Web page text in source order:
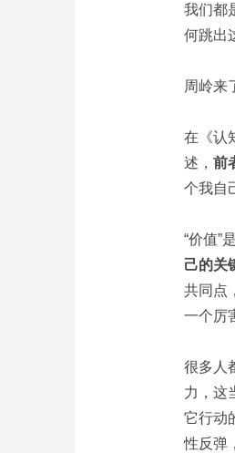
我们都
何跳出
周岭来
在《认
述， 前
个我自
“价值”
己的关
共同点
一个厉
很多人
力，这
它行动
性反弹